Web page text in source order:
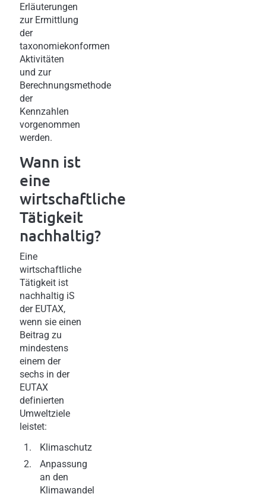
Erläuterungen
zur Ermittlung
der
taxonomiekonformen
Aktivitäten
und zur
Berechnungsmethode
der
Kennzahlen
vorgenommen
werden.
Wann ist
eine
wirtschaftliche
Tätigkeit
nachhaltig?
Eine
wirtschaftliche
Tätigkeit ist
nachhaltig iS
der EUTAX,
wenn sie einen
Beitrag zu
mindestens
einem der
sechs in der
EUTAX
definierten
Umweltziele
leistet:
Klimaschutz
Anpassung
an den
Klimawandel